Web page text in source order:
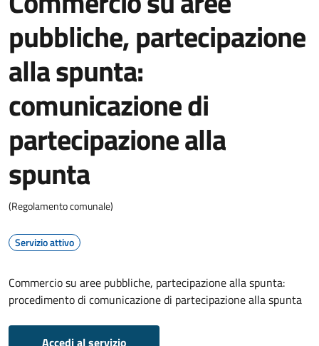
pubbliche, partecipazione
alla spunta:
comunicazione di
partecipazione alla
spunta
(Regolamento comunale)
Servizio attivo
Commercio su aree pubbliche, partecipazione alla spunta:
procedimento di comunicazione di partecipazione alla spunta
Accedi al servizio